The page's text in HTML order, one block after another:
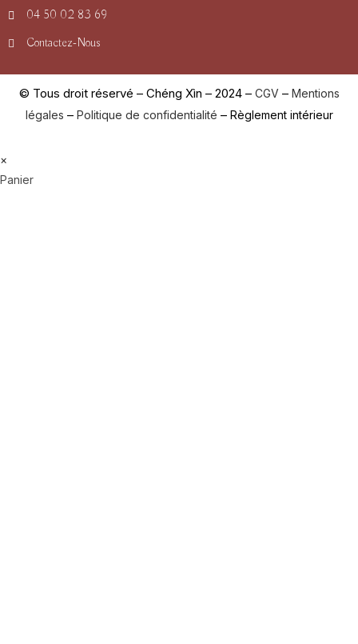
04 50 02 83 69
Contactez-Nous
© Tous droit réservé – Chéng Xìn – 2024 – CGV– Mentions
légales – Politique de confidentialité – Règlement intérieur
×
Panier